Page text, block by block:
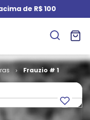
de R$ 100
Frauzio # 1